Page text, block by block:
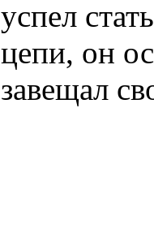
успел
цепи, он
завещал